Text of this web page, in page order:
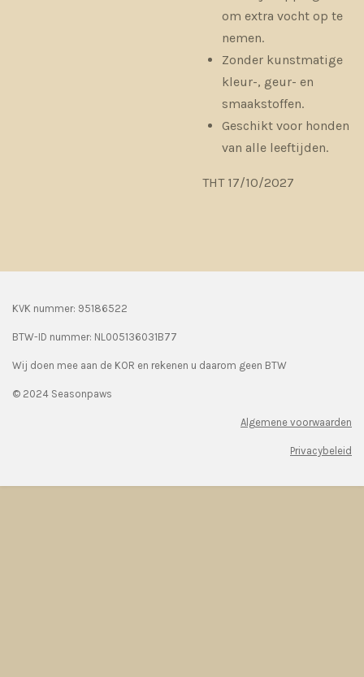
om extra vocht op te
nemen.
Zonder kunstmatige
kleur-, geur- en
smaakstoffen.
Geschikt voor honden
van alle leeftijden.
THT 17/10/2027
KVK nummer: 95186522
BTW-ID nummer: NL005136031B77
Wij doen mee aan de KOR en rekenen u daarom geen BTW
© 2024 Seasonpaws
Algemene voorwaarden
Privacybeleid